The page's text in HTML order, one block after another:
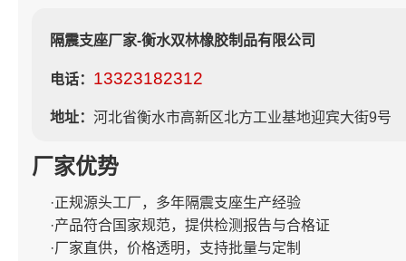
隔震支座厂家-衡水双林橡胶制品有限公司
电话： 13323182312
地址： 河北省衡水市高新区北方工业基地迎宾大街9号
厂家优势
·正规源头工厂，多年隔震支座生产经验
·产品符合国家规范，提供检测报告与合格证
·厂家直供，价格透明，支持批量与定制